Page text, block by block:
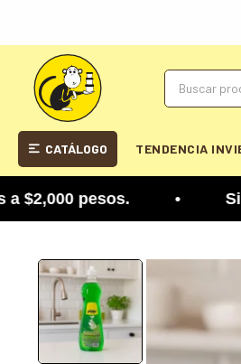
CATÁLOGO TENDENCIA
pesos. • Si lo